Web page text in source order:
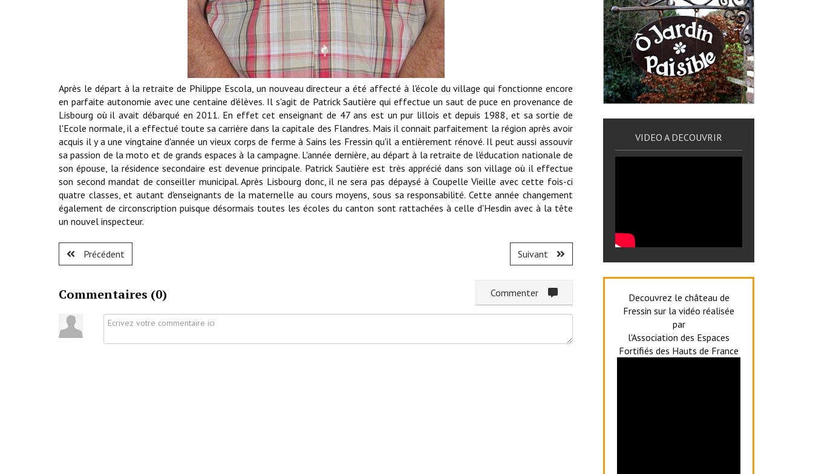
Après le départ à la retraite de Philippe Escola, un nouveau directeur a été affecté à l'école du village qui fonctionne encore
en parfaite autonomie avec une centaine d'élèves. Il s'agit de Patrick Sautière qui effectue un saut de puce en provenance de
Lisbourg où il avait débarqué en 2011. En effet cet enseignant de 47 ans est un pur lillois et depuis 1988, et sa sortie de
l'Ecole normale, il a effectué toute sa carrière dans la capitale des Flandres. Mais il connait parfaitement la région après avoir
acquis il y a une vingtaine d'année un vieux corps de ferme à Sains les Fressin qu'il a entièrement rénové. Il peut aussi assouvir
sa passion de la moto et de grands espaces à la campagne. L'année dernière, au départ à la retraite de l'éducation nationale de
son épouse, la résidence secondaire est devenue principale. Patrick Sautière est très apprécié dans son village où il effectue
son second mandat de conseiller municipal. Après Lisbourg donc, il ne sera pas dépaysé à Coupelle Vieille avec cette fois-ci
quatre classes, et autant d'enseignants de la maternelle au cours moyens, sous sa responsabilité. Cette année changement
également de circonscription puisque désormais toutes les écoles du canton sont rattachées à celle d'Hesdin avec à la tête
un nouvel inspecteur.
Précédent Suivant
Commentaires (0)
VIDEO A DECOUVRIR
Decouvrez le château de
Fressin sur la vidéo réalisée
par
l'Association des Espaces
Fortifiés des Hauts de France